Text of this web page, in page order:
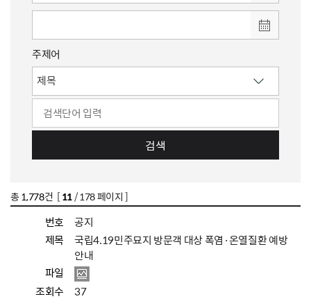
주제어
검색
총 1,778건 [11/ 178 페이지 ]
번호
공지
제목
국립4.19민주묘지 방문객 대상 폭염·온열질환 예방
안내
파일
조회수
37